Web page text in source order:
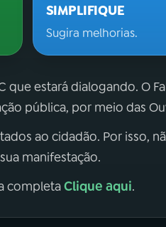
SIMPLIFIQUE
Sugira melhorias.
que estará dialogando. O
pública, por meio das
ao cidadão. Por isso,
manifestação.
completaClique aqui.